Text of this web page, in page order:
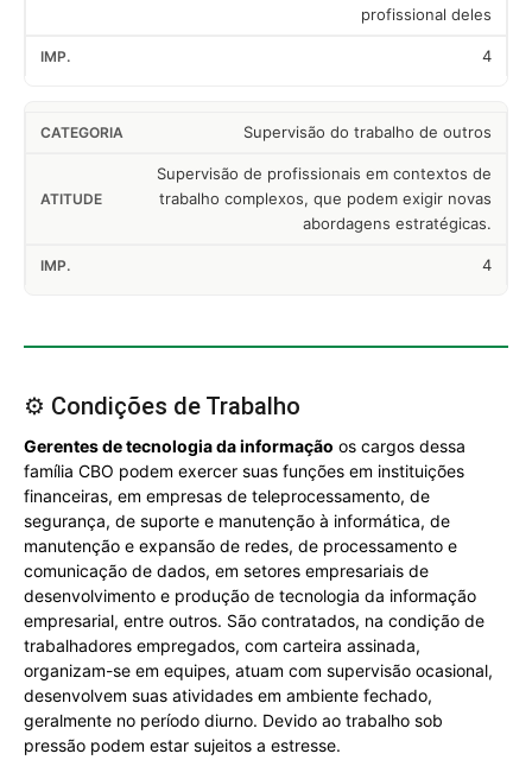
profissional deles
4
Supervisão do trabalho de outros
Supervisão de profissionais em contextos de
trabalho complexos, que podem exigir novas
abordagens estratégicas.
4
⚙️ Condições de Trabalho
Gerentes de tecnologia da informação os cargos dessa
família CBO podem exercer suas funções em instituições
financeiras, em empresas de teleprocessamento, de
segurança, de suporte e manutenção à informática, de
manutenção e expansão de redes, de processamento e
comunicação de dados, em setores empresariais de
desenvolvimento e produção de tecnologia da informação
empresarial, entre outros. São contratados, na condição de
trabalhadores empregados, com carteira assinada,
organizam-se em equipes, atuam com supervisão ocasional,
desenvolvem suas atividades em ambiente fechado,
geralmente no período diurno. Devido ao trabalho sob
pressão podem estar sujeitos a estresse.